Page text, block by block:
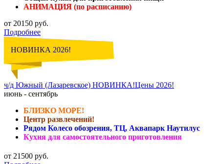
АНИМАЦИЯ (по расписанию)
от 20150 руб.
Подробнее
НОВИНКА 2026!
ч/д Южный (Лазаревское) НОВИНКА!Цены 2026!
июнь - сентябрь
БЛИЗКО МОРЕ!
Центр развлечений!
Рядом Колесо обозрения, ТЦ, Аквапарк Наутилус
Кухня для самостоятельного приготовления
от 21500 руб.